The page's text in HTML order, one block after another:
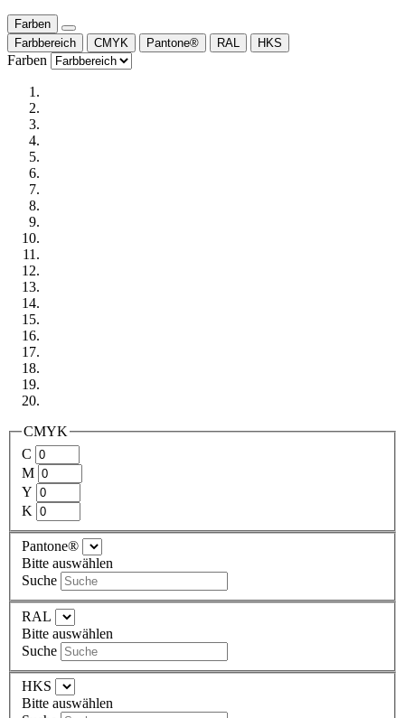
Farben
Farbbereich
CMYK Pantone® RAL HKS
Farben
CMYK
C
M
Y
K
Pantone®
Bitte auswählen
Suche
RAL
Bitte auswählen
Suche
HKS
Bitte auswählen